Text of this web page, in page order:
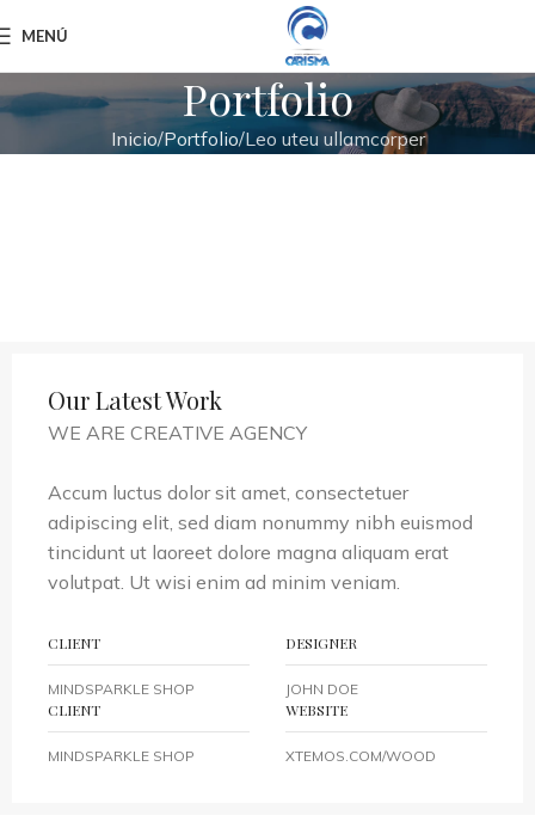
MENÚ
Portfolio
Inicio Portfolio Leo uteu ullamcorper
Our Latest Work
WE ARE CREATIVE AGENCY
Accum luctus dolor sit amet, consectetuer
adipiscing elit, sed diam nonummy nibh euismod
tincidunt ut laoreet dolore magna aliquam erat
volutpat. Ut wisi enim ad minim veniam.
CLIENT
MINDSPARKLE SHOP
DESIGNER
JOHN DOE
CLIENT
MINDSPARKLE SHOP
WEBSITE
XTEMOS.COM/WOOD